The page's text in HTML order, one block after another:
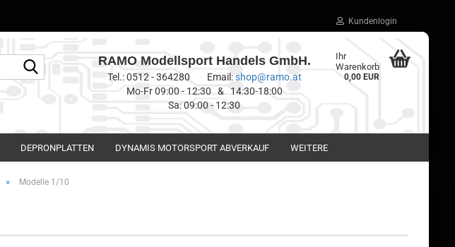
Kundenlogin
RAMO Modellsport Handels GmbH.
Tel.: 0512 - 364280 Email:shop@ramo.at
Mo-Fr 09:00 - 12:30 & 14:30-18:00
Sa: 09:00 - 12:30
Ihr
Warenkorb
0,00 EUR
DEPRONPLATTEN DYNAMIS MOTORSPORT ABVERKAUF WEITERE
» Modelle 1/10